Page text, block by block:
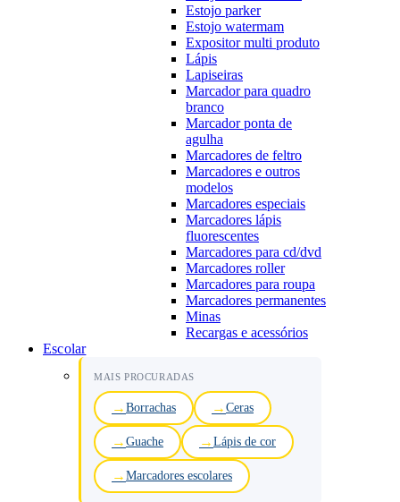
Estojo parker
Estojo watermam
Expositor multi produto
Lápis
Lapiseiras
Marcador para quadro
branco
Marcador ponta de
agulha
Marcadores de feltro
Marcadores e outros
modelos
Marcadores especiais
Marcadores lápis
fluorescentes
Marcadores para cd/dvd
Marcadores roller
Marcadores para roupa
Marcadores permanentes
Minas
Recargas e acessórios
Escolar
MAIS PROCURADAS
Borrachas Ceras
Guache Lápis de cor
Marcadores escolares